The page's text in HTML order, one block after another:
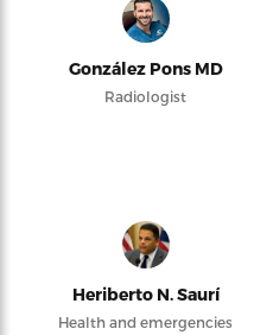
González Pons MD
Radiologist
Heriberto N. Saurí
Health and emergencies